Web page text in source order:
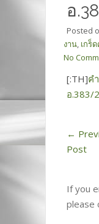
อ
Posted
งาน, เกร็
No
[:TH]ค
อ.383/
←
Post
If you
please